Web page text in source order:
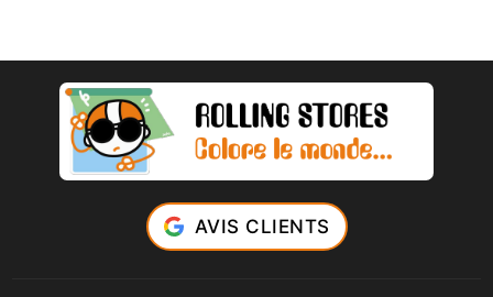
AVIS CLIENTS